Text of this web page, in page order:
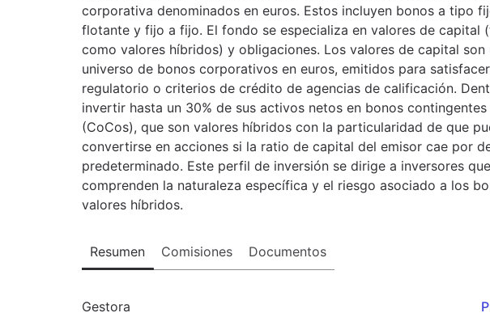
corporativa denominados en euros. Estos incluyen bonos a tipo
flotante y fijo a fijo. El fondo se especializa en valores de capital
como valores híbridos) y obligaciones. Los valores de capital son
universo de bonos corporativos en euros, emitidos para
regulatorio o criterios de crédito de agencias de calificación.
invertir hasta un 30% de sus activos netos en bonos
(CoCos), que son valores híbridos con la particularidad de que
convertirse en acciones si la ratio de capital del emisor cae por
predeterminado. Este perfil de inversión se dirige a inversores
comprenden la naturaleza específica y el riesgo asociado a los
valores híbridos.
Resumen Comisiones Documentos
Gestora